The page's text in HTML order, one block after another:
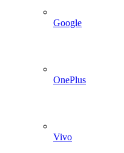
Google
OnePlus
Vivo